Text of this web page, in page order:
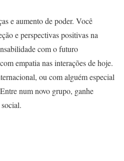
e aumento de poder. Você
e perspectivas positivas na
com o futuro
empatia nas interações de hoje.
ou com alguém especial
num novo grupo, ganhe